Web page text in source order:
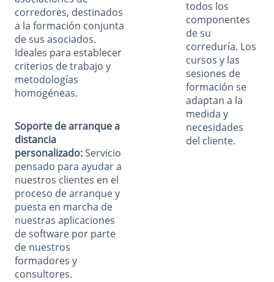
corredores, destinados
a la formación conjunta
de sus asociados.
Ideales para establecer
criterios de trabajo y
metodologías
homogéneas.
Soporte de arranque a
distancia
personalizado:Servicio
pensado para ayudar a
nuestros clientes en el
proceso de arranque y
puesta en marcha de
nuestras aplicaciones
de software por parte
de nuestros
formadores y
consultores.
todos los
componentes
de su
correduría. Los
cursos y las
sesiones de
formación se
adaptan a la
medida y
necesidades
del cliente.